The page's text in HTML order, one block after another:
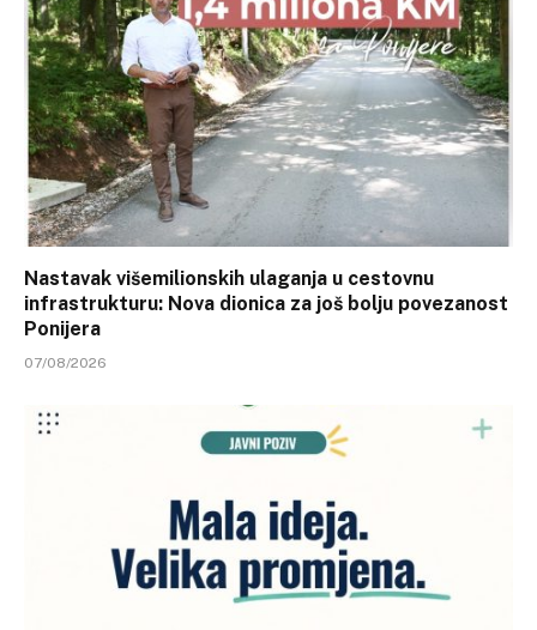
Nastavak višemilionskih ulaganja u cestovnu
infrastrukturu: Nova dionica za još bolju povezanost
Ponijera
07/08/2026